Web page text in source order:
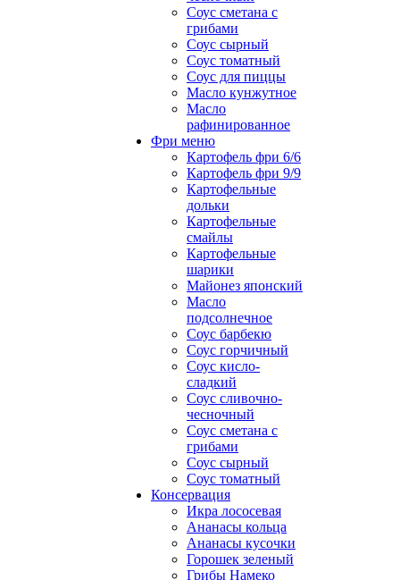
Соус сметана с
грибами
Соус сырный
Соус томатный
Соус для пиццы
Масло кунжутное
Масло
рафинированное
Фри меню
Картофель фри 6/6
Картофель фри 9/9
Картофельные
дольки
Картофельные
смайлы
Картофельные
шарики
Майонез японский
Масло
подсолнечное
Соус барбекю
Соус горчичный
Соус кисло-
сладкий
Соус сливочно-
чесночный
Соус сметана с
грибами
Соус сырный
Соус томатный
Консервация
Икра лососевая
Ананасы кольца
Ананасы кусочки
Горошек зеленый
Грибы Намеко